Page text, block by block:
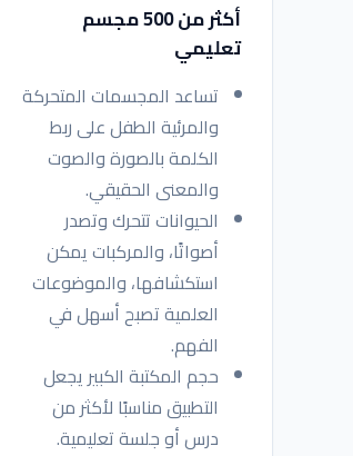
أكثر من 500 مجسم
تعليمي
تساعد المجسمات المتحركة
والمرئية الطفل على ربط
الكلمة بالصورة والصوت
والمعنى الحقيقي.
الحيوانات تتحرك وتصدر
أصواتًا، والمركبات يمكن
استكشافها، والموضوعات
العلمية تصبح أسهل في
الفهم.
حجم المكتبة الكبير يجعل
التطبيق مناسبًا لأكثر من
درس أو جلسة تعليمية.